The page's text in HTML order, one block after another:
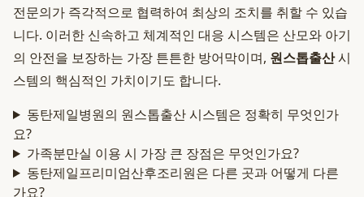
전문의가 즉각적으로 협력하여 최상의 조치를 취할 수 있습
니다. 이러한 신속하고 체계적인 대응 시스템은 산모와 아기
의 안전을 보장하는 가장 튼튼한 방어막이며, 원스톱출산시
스템의 핵심적인 가치이기도 합니다.
동탄제일병원의 원스톱출산 시스템은 정확히 무엇인가
요?
가족분만실 이용 시 가장 큰 장점은 무엇인가요?
동탄제일프리미엄산후조리원은 다른 곳과 어떻게 다른
가요?